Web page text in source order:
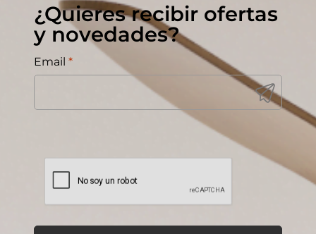
¿Quieres recibir ofertas
y novedades?
Email *